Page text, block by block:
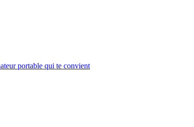
portable qui te convient